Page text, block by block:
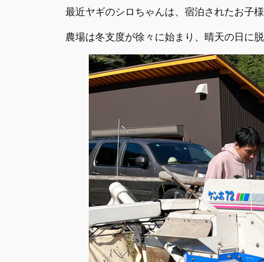
最近ヤギのシロちゃんは、宿泊されたお子
農場は冬支度が徐々に始まり、晴天の日に脱